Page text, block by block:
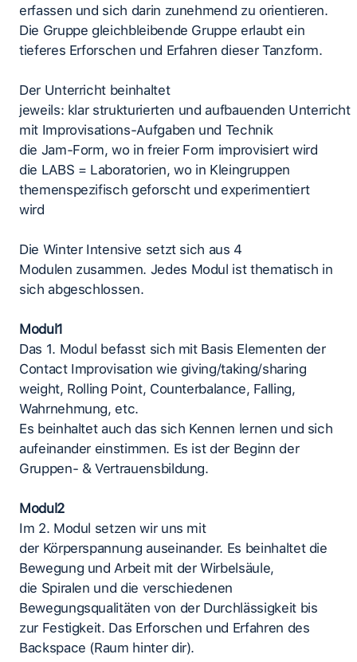
erfassen und sich darin zunehmend zu orientieren.
Die Gruppe gleichbleibende Gruppe erlaubt ein
tieferes Erforschen und Erfahren dieser Tanzform.
Der Unterricht beinhaltet
jeweils: klar strukturierten und aufbauenden Unterricht
mit Improvisations-Aufgaben und Technik
die Jam-Form, wo in freier Form improvisiert wird
die LABS = Laboratorien, wo in Kleingruppen
themenspezifisch geforscht und experimentiert
wird
Die Winter Intensive setzt sich aus 4
Modulen zusammen. Jedes Modul ist thematisch in
sich abgeschlossen.
Modul1
Das 1. Modul befasst sich mit Basis Elementen der
Contact Improvisation wie giving/taking/sharing
weight, Rolling Point, Counterbalance, Falling,
Wahrnehmung, etc.
Es beinhaltet auch das sich Kennen lernen und sich
aufeinander einstimmen. Es ist der Beginn der
Gruppen- & Vertrauensbildung.
Modul2
Im 2. Modul setzen wir uns mit
der Körperspannung auseinander. Es beinhaltet die
Bewegung und Arbeit mit der Wirbelsäule,
die Spiralen und die verschiedenen
Bewegungsqualitäten von der Durchlässigkeit bis
zur Festigkeit. Das Erforschen und Erfahren des
Backspace (Raum hinter dir).